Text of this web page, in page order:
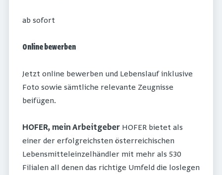
ab sofort
Online bewerben
Jetzt online bewerben und Lebenslauf inklusive
Foto sowie sämtliche relevante Zeugnisse
beifügen.
HOFER, mein Arbeitgeber HOFER bietet als
einer der erfolgreichsten österreichischen
Lebensmitteleinzelhändler mit mehr als 530
Filialen all denen das richtige Umfeld die loslegen